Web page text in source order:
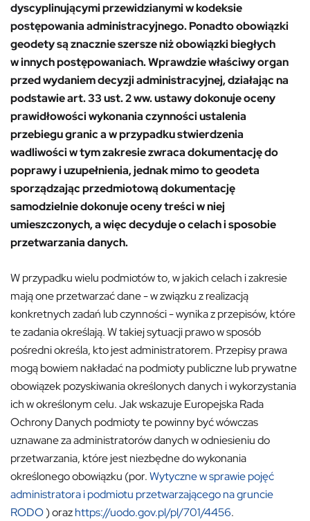
dyscyplinującymi przewidzianymi w kodeksie
postępowania administracyjnego. Ponadto obowiązki
geodety są znacznie szersze niż obowiązki biegłych
w innych postępowaniach. Wprawdzie właściwy organ
przed wydaniem decyzji administracyjnej, działając na
podstawie art. 33 ust. 2 ww. ustawy dokonuje oceny
prawidłowości wykonania czynności ustalenia
przebiegu granic a w przypadku stwierdzenia
wadliwości w tym zakresie zwraca dokumentację do
poprawy i uzupełnienia, jednak mimo to geodeta
sporządzając przedmiotową dokumentację
samodzielnie dokonuje oceny treści w niej
umieszczonych, a więc decyduje o celach i sposobie
przetwarzania danych.
W przypadku wielu podmiotów to, w jakich celach i zakresie
mają one przetwarzać dane - w związku z realizacją
konkretnych zadań lub czynności - wynika z przepisów, które
te zadania określają. W takiej sytuacji prawo w sposób
pośredni określa, kto jest administratorem. Przepisy prawa
mogą bowiem nakładać na podmioty publiczne lub prywatne
obowiązek pozyskiwania określonych danych i wykorzystania
ich w określonym celu. Jak wskazuje Europejska Rada
Ochrony Danych podmioty te powinny być wówczas
uznawane za administratorów danych w odniesieniu do
przetwarzania, które jest niezbędne do wykonania
określonego obowiązku (por.Wytyczne w sprawie pojęć
administratora i podmiotu przetwarzającego na gruncie
RODO) orazhttps://uodo.gov.pl/pl/701/4456.